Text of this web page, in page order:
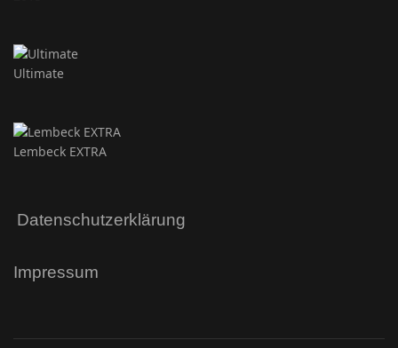
Ultimate
Lembeck EXTRA
Datenschutzerklärung
Impressum